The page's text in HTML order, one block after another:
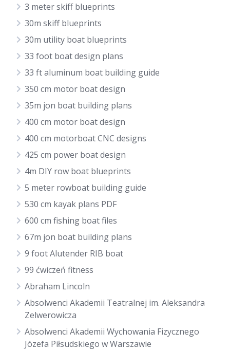
3 meter skiff blueprints
30m skiff blueprints
30m utility boat blueprints
33 foot boat design plans
33 ft aluminum boat building guide
350 cm motor boat design
35m jon boat building plans
400 cm motor boat design
400 cm motorboat CNC designs
425 cm power boat design
4m DIY row boat blueprints
5 meter rowboat building guide
530 cm kayak plans PDF
600 cm fishing boat files
67m jon boat building plans
9 foot Alutender RIB boat
99 ćwiczeń fitness
Abraham Lincoln
Absolwenci Akademii Teatralnej im. Aleksandra
Zelwerowicza
Absolwenci Akademii Wychowania Fizycznego
Józefa Piłsudskiego w Warszawie